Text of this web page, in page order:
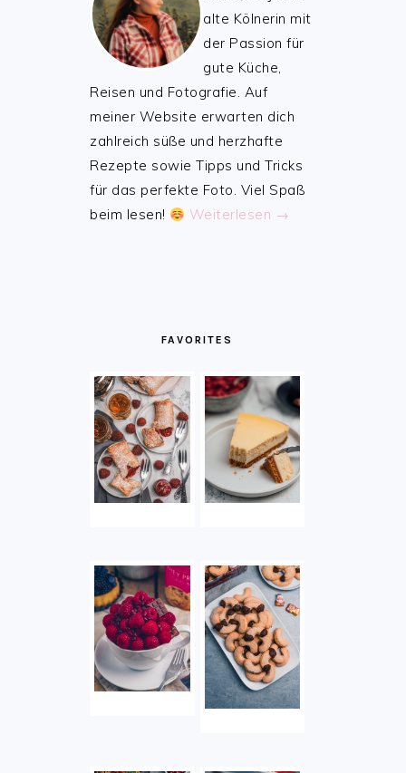
alte Kölnerin mit
der Passion für
gute Küche,
Reisen und Fotografie. Auf
meiner Website erwarten dich
zahlreich süße und herzhafte
Rezepte sowie Tipps und Tricks
für das perfekte Foto. Viel Spaß
beim lesen!
Weiterlesen →
FAVORITES